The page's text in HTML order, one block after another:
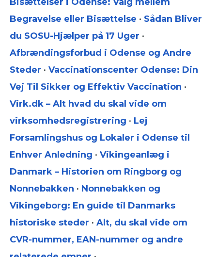
Begravelse eller Bisættelse • Sådan Bliver
du SOSU-Hjælper på 17 Uger •
Afbrændingsforbud i Odense og Andre
Steder • Vaccinationscenter Odense: Din
Vej Til Sikker og Effektiv Vaccination •
Virk.dk – Alt hvad du skal vide om
virksomhedsregistrering • Lej
Forsamlingshus og Lokaler i Odense til
Enhver Anledning • Vikingeanlæg i
Danmark – Historien om Ringborg og
Nonnebakken • Nonnebakken og
Vikingeborg: En guide til Danmarks
historiske steder • Alt, du skal vide om
CVR-nummer, EAN-nummer og andre